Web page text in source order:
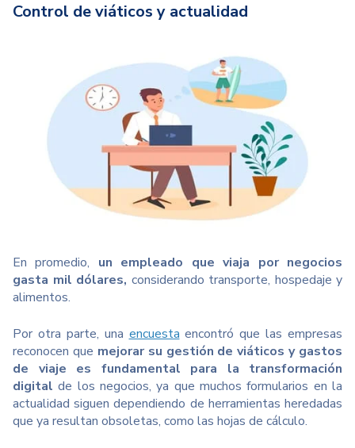
Control de viáticos y actualidad
En promedio, un empleado que viaja por negocios
gasta mil dólares, considerando transporte, hospedaje y
alimentos.
Por otra parte, una encuesta encontró que las empresas
reconocen que mejorar su gestión de viáticos y gastos
de viaje es fundamental para la transformación
digital de los negocios, ya que muchos formularios en la
actualidad siguen dependiendo de herramientas heredadas
que ya resultan obsoletas, como las hojas de cálculo.